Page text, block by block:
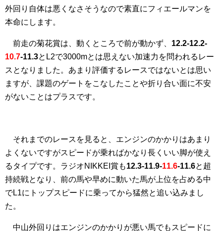
外回り自体は悪くなさそうなので素直にフィエールマンを
本命にします。
前走の菊花賞は、動くところで前が動かず、 12.2-12.2-
10.7-11.3とL2で3000mとは思えない加速力を問われるレー
スとなりました。あまり評価するレースではないとは思い
ますが、課題のゲートをこなしたことや折り合い面に不安
がないことはプラスです。
それまでのレースを見ると、エンジンのかかりはあまり
よくないですがスピードが乗ればかなり長くいい脚が使え
るタイプです。ラジオNIKKEI賞も12.3-11.9-11.6-11.6と超
持続戦となり、前の馬や早めに動いた馬が上位を占める中
でL1にトップスピードに乗ってから猛然と追い込みまし
た。
中山外回りはエンジンのかかりが悪い馬でもスピードに